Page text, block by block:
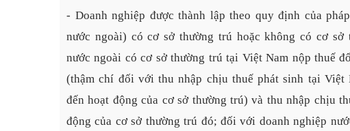
- Doanh nghiệp được thành lập theo quy định của
nước ngoài) có cơ sở thường trú hoặc không có cơ
nước ngoài có cơ sở thường trú tại Việt Nam nộp thuế
(thậm chí đối với thu nhập chịu thuế phát sinh tại Việt
đến hoạt động của cơ sở thường trú) và thu nhập chịu
động của cơ sở thường trú đó; đối với doanh nghiệp